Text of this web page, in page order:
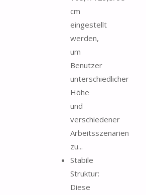
cm
eingestellt
werden,
um
Benutzer
unterschiedlicher
Höhe
und
verschiedener
Arbeitsszenarien
zu...
Stabile
Struktur:
Diese